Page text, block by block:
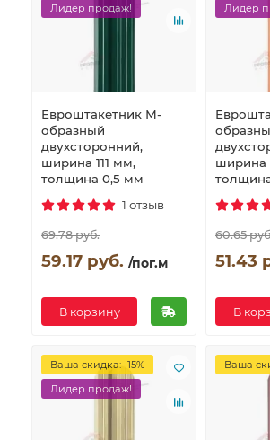
Лидер продаж!
Евроштакетник М-
образный
двухсторонний,
ширина 111 мм,
толщина 0,5 мм
1 отзыв
69.78 руб.
59.17 руб. /пог.м
В корзину
Лидер
ширина
60.65
51.43
В
Ваша скидка: -15%
Лидер продаж!
Ваша